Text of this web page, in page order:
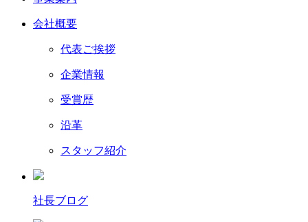
会社概要
代表ご挨拶
企業情報
受賞歴
沿革
スタッフ紹介
社長ブログ